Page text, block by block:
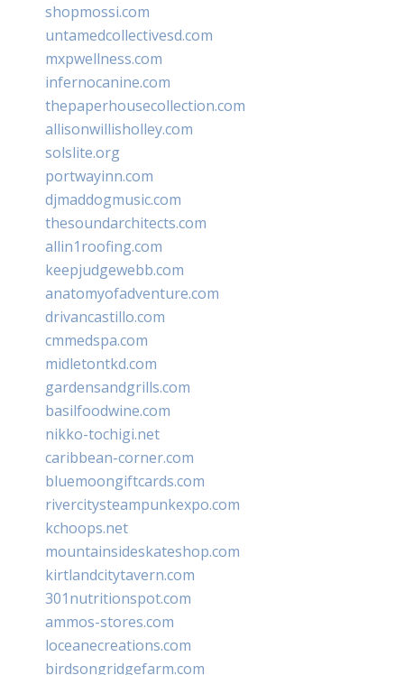
shopmossi.com
untamedcollectivesd.com
mxpwellness.com
infernocanine.com
thepaperhousecollection.com
allisonwillisholley.com
solslite.org
portwayinn.com
djmaddogmusic.com
thesoundarchitects.com
allin1roofing.com
keepjudgewebb.com
anatomyofadventure.com
drivancastillo.com
cmmedspa.com
midletontkd.com
gardensandgrills.com
basilfoodwine.com
nikko-tochigi.net
caribbean-corner.com
bluemoongiftcards.com
rivercitysteampunkexpo.com
kchoops.net
mountainsideskateshop.com
kirtlandcitytavern.com
301nutritionspot.com
ammos-stores.com
loceanecreations.com
birdsongridgefarm.com